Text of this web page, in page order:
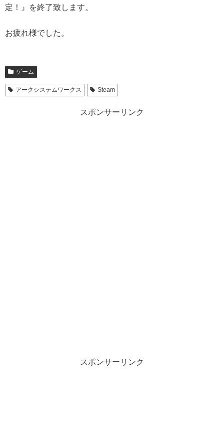
定！』を終了致します。
お疲れ様でした。
ゲーム
アークシステムワークス Steam
スポンサーリンク
スポンサーリンク